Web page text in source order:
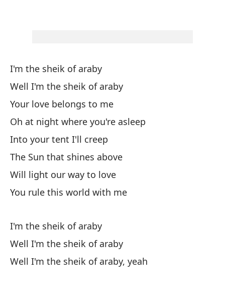
I'm the sheik of araby
Well I'm the sheik of araby
Your love belongs to me
Oh at night where you're asleep
Into your tent I'll creep
The Sun that shines above
Will light our way to love
You rule this world with me
I'm the sheik of araby
Well I'm the sheik of araby
Well I'm the sheik of araby, yeah